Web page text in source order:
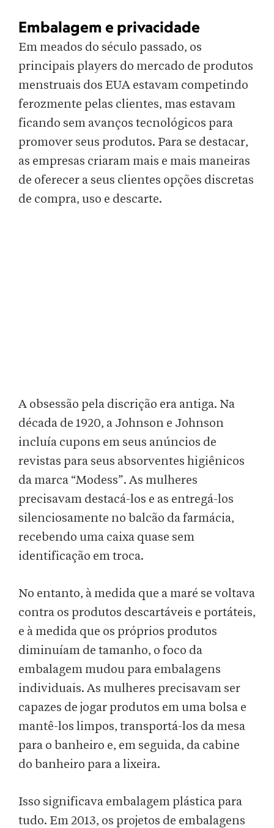
Embalagem e privacidade
Em meados do século passado, os
principais players do mercado de produtos
menstruais dos EUA estavam competindo
ferozmente pelas clientes, mas estavam
ficando sem avanços tecnológicos para
promover seus produtos. Para se destacar,
as empresas criaram mais e mais maneiras
de oferecer a seus clientes opções discretas
de compra, uso e descarte.
A obsessão pela discrição era antiga. Na
década de 1920, a Johnson e Johnson
incluía cupons em seus anúncios de
revistas para seus absorventes higiênicos
da marca “Modess”. As mulheres
precisavam destacá-los e as entregá-los
silenciosamente no balcão da farmácia,
recebendo uma caixa quase sem
identificação em troca.
No entanto, à medida que a maré se voltava
contra os produtos descartáveis e portáteis,
e à medida que os próprios produtos
diminuíam de tamanho, o foco da
embalagem mudou para embalagens
individuais. As mulheres precisavam ser
capazes de jogar produtos em uma bolsa e
mantê-los limpos, transportá-los da mesa
para o banheiro e, em seguida, da cabine
do banheiro para a lixeira.
Isso significava embalagem plástica para
tudo. Em 2013, os projetos de embalagens